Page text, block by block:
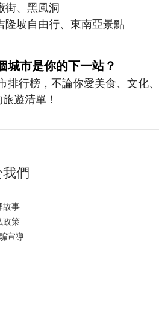
街、黑風洞
隆坡自由行、東南亞景點
城市是你的下一站？
排行榜，不論你愛美食、文化
遊清單！
們
故事
政策
宣導